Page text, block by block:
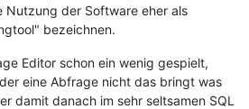
Nutzung der Software eher als
bezeichnen.
Editor schon ein wenig gespielt,
eine Abfrage nicht das bringt was
damit danach im sehr seltsamen SQL